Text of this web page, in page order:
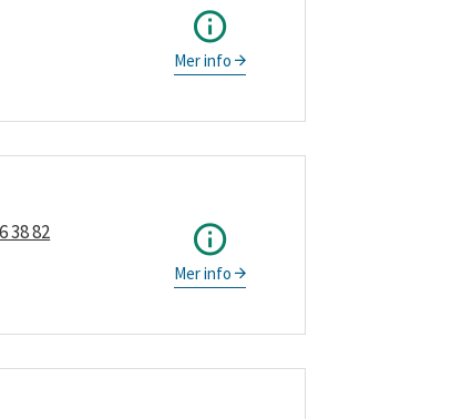
Mer info
38 82
Mer info